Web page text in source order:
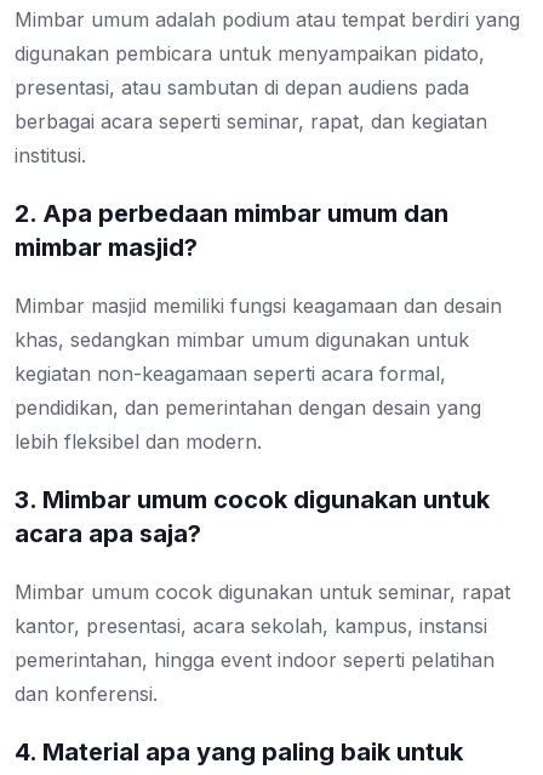
Mimbar umum adalah podium atau tempat berdiri yang
digunakan pembicara untuk menyampaikan pidato,
presentasi, atau sambutan di depan audiens pada
berbagai acara seperti seminar, rapat, dan kegiatan
institusi.
2. Apa perbedaan mimbar umum dan
mimbar masjid?
Mimbar masjid memiliki fungsi keagamaan dan desain
khas, sedangkan mimbar umum digunakan untuk
kegiatan non-keagamaan seperti acara formal,
pendidikan, dan pemerintahan dengan desain yang
lebih fleksibel dan modern.
3. Mimbar umum cocok digunakan untuk
acara apa saja?
Mimbar umum cocok digunakan untuk seminar, rapat
kantor, presentasi, acara sekolah, kampus, instansi
pemerintahan, hingga event indoor seperti pelatihan
dan konferensi.
4. Material apa yang paling baik untuk